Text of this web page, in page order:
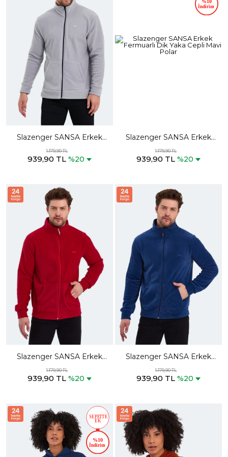
Slazenger SANSA Erkek
Fermuarlı Dik Yaka Cepli Gri
Polar
1.179,90 TL
939,90 TL %20
Slazenger SANSA Erkek
Fermuarlı Dik Yaka Cepli
Mavi Polar
1.179,90 TL
939,90 TL %20
Slazenger SANSA Erkek
Fermuarlı Dik Yaka Cepli
Kırmızı Polar
1.179,90 TL
939,90 TL %20
Slazenger SANSA Erkek
Fermuarlı Dik Yaka Cepli
Indigo Polar
1.179,90 TL
939,90 TL %20